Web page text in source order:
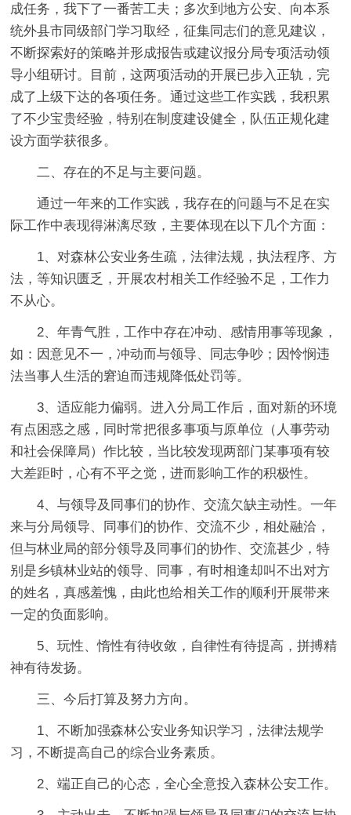
成任务，我下了一番苦工夫；多次到地方公安、向本系
统外县市同级部门学习取经，征集同志们的意见建议，
不断探索好的策略并形成报告或建议报分局专项活动领
导小组研讨。目前，这两项活动的开展已步入正轨，完
成了上级下达的各项任务。通过这些工作实践，我积累
了不少宝贵经验，特别在制度建设健全，队伍正规化建
设方面学获很多。
二、存在的不足与主要问题。
通过一年来的工作实践，我存在的问题与不足在实
际工作中表现得淋漓尽致，主要体现在以下几个方面：
1、对森林公安业务生疏，法律法规，执法程序、方
法，等知识匮乏，开展农村相关工作经验不足，工作力
不从心。
2、年青气胜，工作中存在冲动、感情用事等现象，
如：因意见不一，冲动而与领导、同志争吵；因怜悯违
法当事人生活的窘迫而违规降低处罚等。
3、适应能力偏弱。进入分局工作后，面对新的环境
有点困惑之感，同时常把很多事项与原单位（人事劳动
和社会保障局）作比较，当比较发现两部门某事项有较
大差距时，心有不平之觉，进而影响工作的积极性。
4、与领导及同事们的协作、交流欠缺主动性。一年
来与分局领导、同事们的协作、交流不少，相处融洽，
但与林业局的部分领导及同事们的协作、交流甚少，特
别是乡镇林业站的领导、同事，有时相逢却叫不出对方
的姓名，真感羞愧，由此也给相关工作的顺利开展带来
一定的负面影响。
5、玩性、惰性有待收敛，自律性有待提高，拼搏精
神有待发扬。
三、今后打算及努力方向。
1、不断加强森林公安业务知识学习，法律法规学
习，不断提高自己的综合业务素质。
2、端正自己的心态，全心全意投入森林公安工作。